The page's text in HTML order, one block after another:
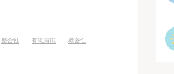
整合性 有滝貴広
機密性